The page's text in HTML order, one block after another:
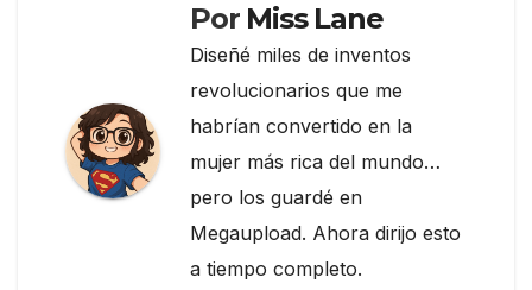
Por Miss Lane
Diseñé miles de inventos
revolucionarios que me
habrían convertido en la
mujer más rica del mundo…
pero los guardé en
Megaupload. Ahora dirijo esto
a tiempo completo.